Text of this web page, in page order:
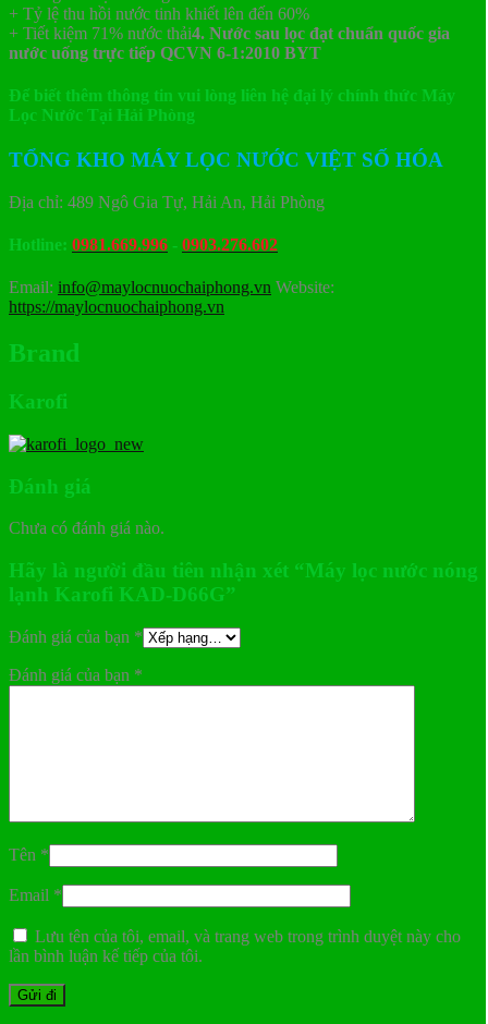
+ Tỷ lệ thu hồi nước tinh khiết lên đến 60%
+ Tiết kiệm 71% nước thải4. Nước sau lọc đạt chuẩn quốc gia
nước uống trực tiếp QCVN 6-1:2010 BYT
Để biết thêm thông tin vui lòng liên hệ đại lý chính thức Máy
Lọc Nước Tại Hải Phòng
TỔNG KHO MÁY LỌC NƯỚC VIỆT SỐ HÓA
Địa chỉ: 489 Ngô Gia Tự, Hải An, Hải Phòng
Hotline: 0981.669.996 - 0903.276.602
Email: info@maylocnuochaiphong.vn Website:
https://maylocnuochaiphong.vn
Brand
Karofi
Đánh giá
Chưa có đánh giá nào.
Hãy là người đầu tiên nhận xét “Máy lọc nước nóng
lạnh Karofi KAD-D66G”
Đánh giá của bạn *
Đánh giá của bạn *
Tên *
Email *
Lưu tên của tôi, email, và trang web trong trình duyệt này cho
lần bình luận kế tiếp của tôi.